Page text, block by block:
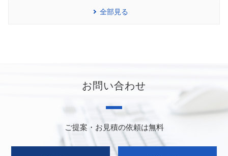
全部見る
お問い合わせ
ご提案・お見積の依頼は無料